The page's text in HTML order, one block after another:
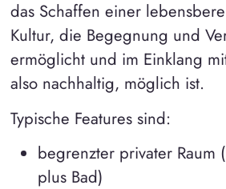
das Schaffen einer
Kultur, die Begegnung und
ermöglicht und im Einklang
also nachhaltig, möglich ist.
Typische Features sind:
begrenzter privater Raum
plus Bad)